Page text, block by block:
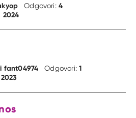
Odgovori:4
2024
fant04974 Odgovori:1